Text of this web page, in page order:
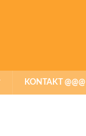
KONTAKT @@@